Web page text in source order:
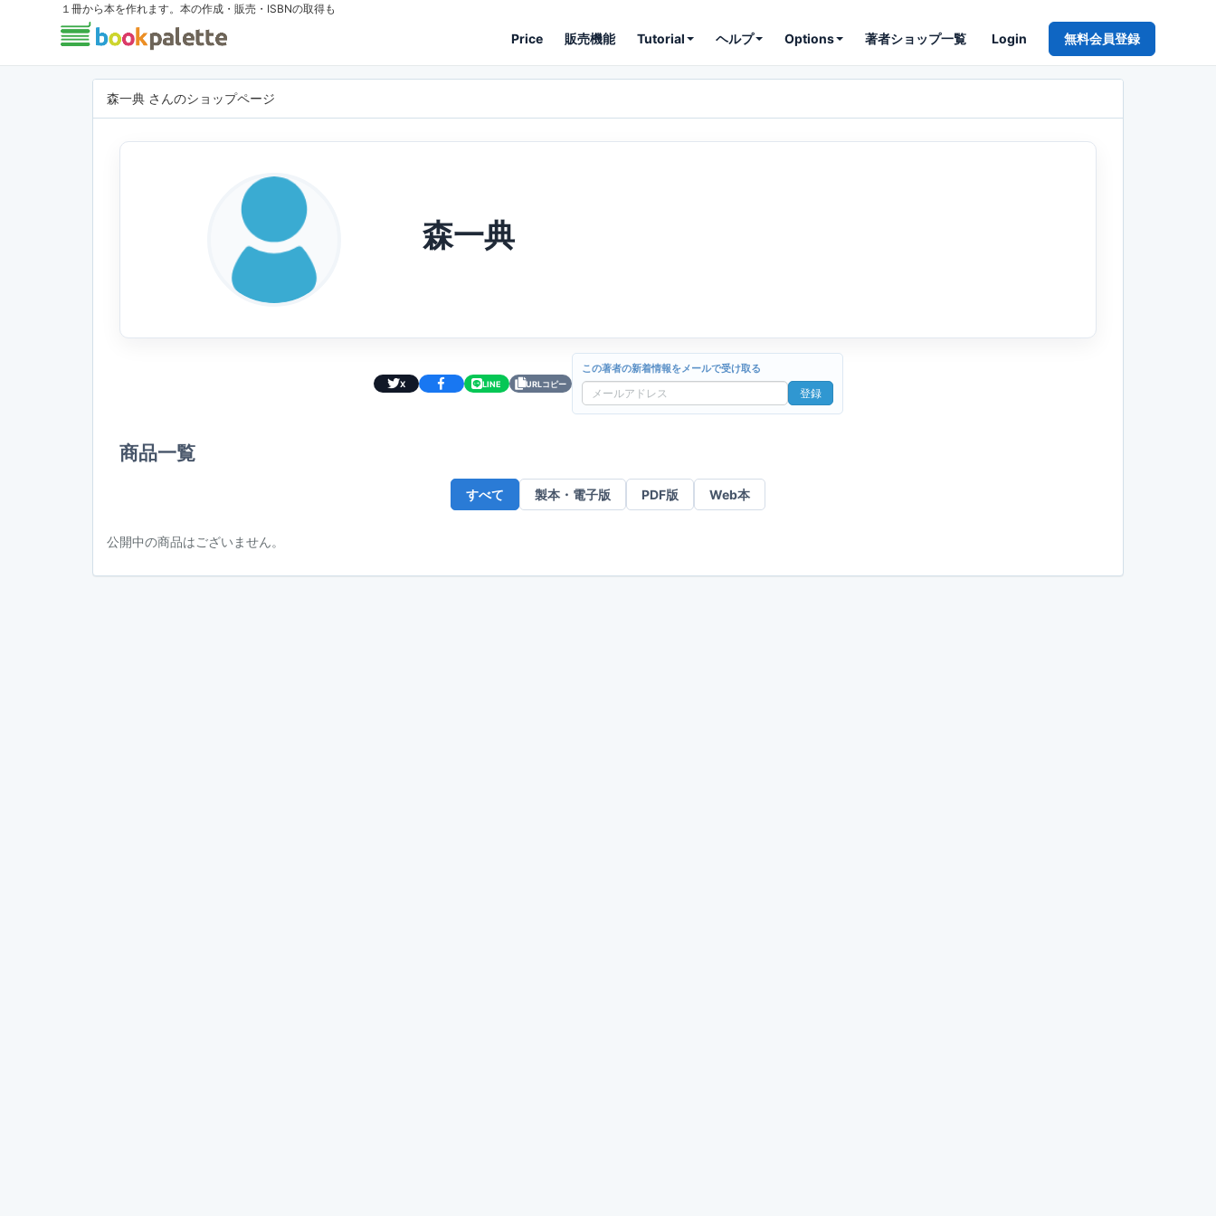
１冊から本を作れます。本の作成・販売・ISBNの取得も
Price 販売機能 Tutorial ヘルプ Options 著者ショップ一覧 Login 無料会員登録
森一典 さんのショップページ
森一典
X LINE URLコピー
この著者の新着情報をメールで受け取る
メ
ド
レ
登録
商品一覧
すべて 製本・電子版 PDF版 Web本
公開中の商品はございません。